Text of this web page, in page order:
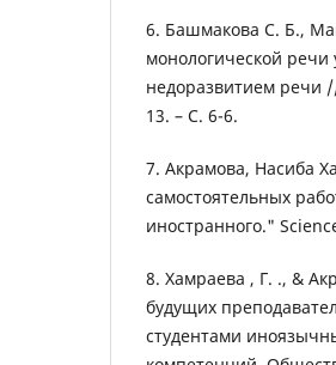
6. Башмакова С. Б.,
монологической
недоразвитием речи
13. – С. 6-6.
7. Акрамова, Насиба
самостоятельных
иностранного."
8. Хамраева , Г. ., &
будущих
студентами